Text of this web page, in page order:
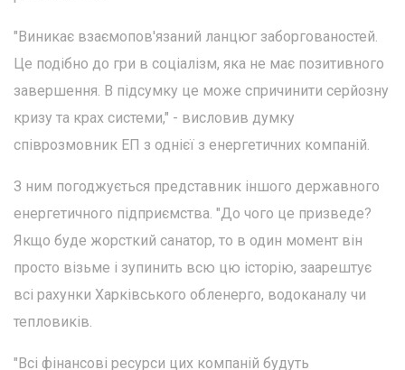
"Виникає взаємопов'язаний ланцюг заборгованостей.
Це подібно до гри в соціалізм, яка не має позитивного
завершення. В підсумку це може спричинити серйозну
кризу та крах системи," - висловив думку
співрозмовник ЕП з однієї з енергетичних компаній.
З ним погоджується представник іншого державного
енергетичного підприємства. "До чого це призведе?
Якщо буде жорсткий санатор, то в один момент він
просто візьме і зупинить всю цю історію, заарештує
всі рахунки Харківського обленерго, водоканалу чи
тепловиків.
"Всі фінансові ресурси цих компаній будуть